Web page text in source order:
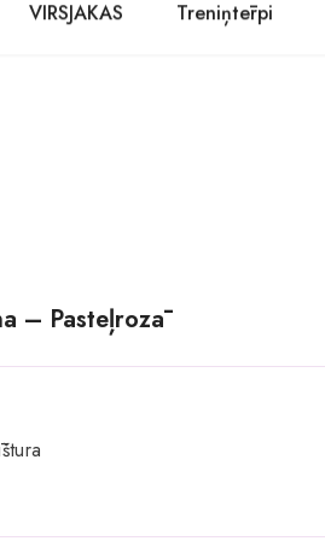
1-3 dienu laikā.
VIRSJAKAS Treniņtērpi
– Pasteļrozā